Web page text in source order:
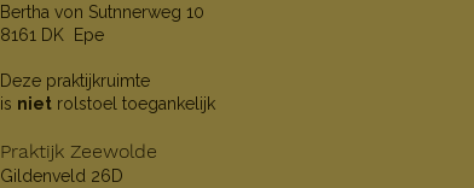
Bertha von Sutnnerweg 10
8161 DK Epe
Deze praktijkruimte
is niet rolstoel toegankelijk
Praktijk Zeewolde
Gildenveld 26D